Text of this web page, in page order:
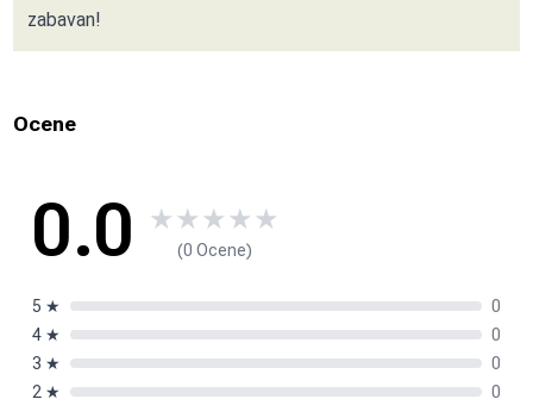
zabavan!
Ocene
0.0 ★★★★★
(0 Ocene)
5 ★
0
4 ★
0
3 ★
0
2 ★ 0